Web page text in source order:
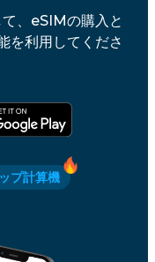
、eSIMの購入と
を利用してくださ
プ計算機